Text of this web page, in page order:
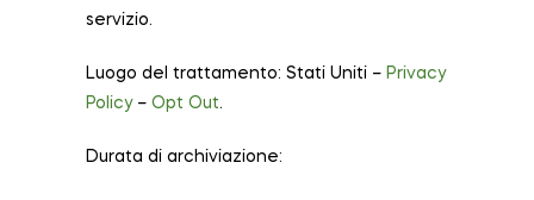
servizio.
Luogo del trattamento: Stati Uniti – Privacy
Policy– Opt Out.
Durata di archiviazione: